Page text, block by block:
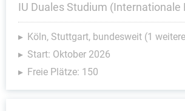
IU Duales Studium (Internationale
Köln, Stuttgart, bundesweit (1
Start: Oktober 2026
Freie Plätze: 150